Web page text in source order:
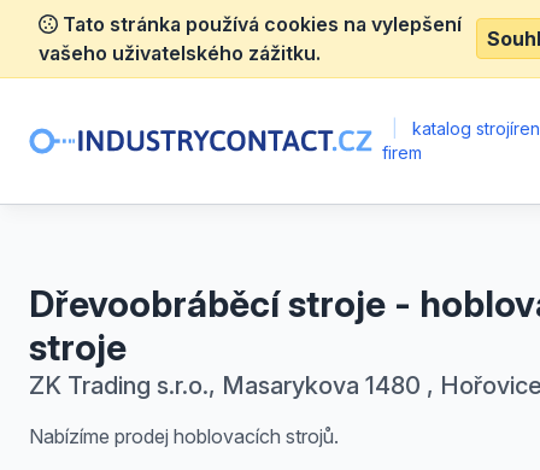
Tato stránka používá cookies na vylepšení
vašeho uživatelského zážitku.
katalog
firem
Dřevoobráběcí stroje -
stroje
ZK Trading s.r.o., Masarykova 1480 ,
Nabízíme prodej hoblovacích strojů.